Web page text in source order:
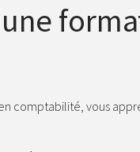
comptabilité, vous